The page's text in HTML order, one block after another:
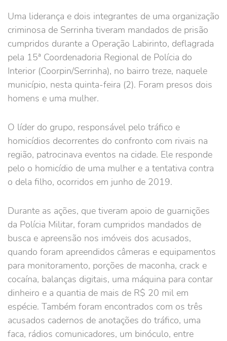
Uma liderança e dois integrantes de uma organização
criminosa de Serrinha tiveram mandados de prisão
cumpridos durante a Operação Labirinto, deflagrada
pela 15ª Coordenadoria Regional de Polícia do
Interior (Coorpin/Serrinha), no bairro treze, naquele
município, nesta quinta-feira (2). Foram presos dois
homens e uma mulher.
O líder do grupo, responsável pelo tráfico e
homicídios decorrentes do confronto com rivais na
região, patrocinava eventos na cidade. Ele responde
pelo o homicídio de uma mulher e a tentativa contra
o dela filho, ocorridos em junho de 2019.
Durante as ações, que tiveram apoio de guarnições
da Polícia Militar, foram cumpridos mandados de
busca e apreensão nos imóveis dos acusados,
quando foram apreendidos câmeras e equipamentos
para monitoramento, porções de maconha, crack e
cocaína, balanças digitais, uma máquina para contar
dinheiro e a quantia de mais de R$ 20 mil em
espécie. Também foram encontrados com os três
acusados cadernos de anotações do tráfico, uma
faca, rádios comunicadores, um binóculo, entre